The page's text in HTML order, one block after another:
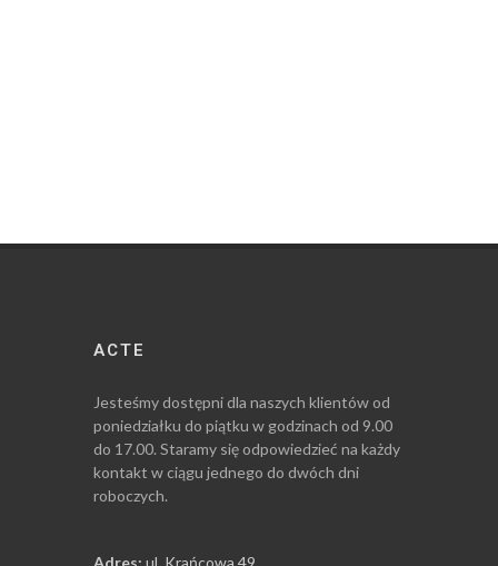
ACTE
Jesteśmy dostępni dla naszych klientów od
poniedziałku do piątku w godzinach od 9.00
do 17.00. Staramy się odpowiedzieć na każdy
kontakt w ciągu jednego do dwóch dni
roboczych.